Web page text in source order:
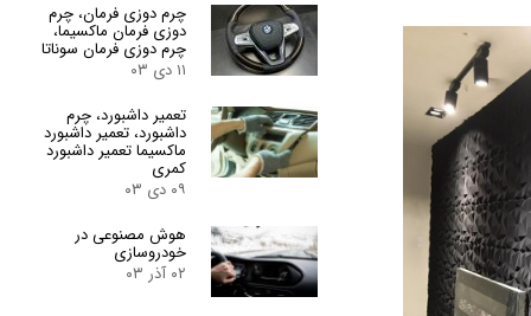
چرم دوزی فرمان، چرم
دوزی فرمان ماکسیما،
چرم دوزی فرمان سوناتا
۱۱ دی ۰۳
تعمیر داشبورد، چرم
داشبورد، تعمیر داشبورد
ماکسیما تعمیر داشبورد
کمری
۰۹ دی ۰۳
هوش مصنوعی در
خودروسازی
۰۲ آذر ۰۳